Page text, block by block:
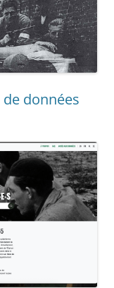
données